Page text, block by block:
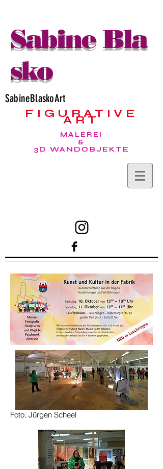
Sabine Bla
sko
SabineBlaskoArt
FIGURATIVE
ART
MALEREI
&
3D WANDOBJEKTE
Foto: Jürgen Scheel